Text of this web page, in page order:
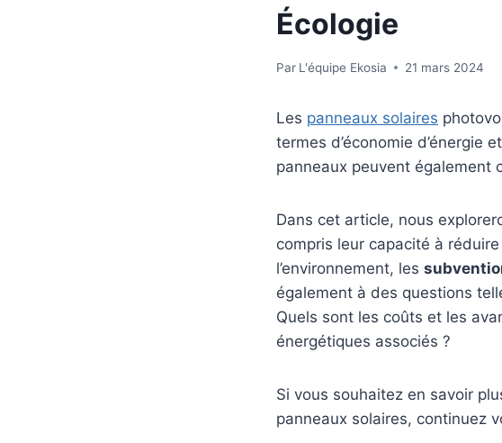
Écologie
Par L'équipe Ekosia 21 mars 2024
Les panneaux solaires
termes d’économie d’énergie
panneaux peuvent également
Dans cet article, nous
compris leur capacité à
l’environnement, les
également à des questions
Quels sont les coûts et les
énergétiques associés ?
Si vous souhaitez en savoir
panneaux solaires, continuez